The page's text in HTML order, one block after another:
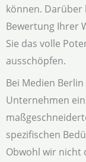
können. Darüber
Bewertung Ihrer
Sie das volle
ausschöpfen.
Bei Medien
Unternehmen
spezifischen
Obwohl wir nicht